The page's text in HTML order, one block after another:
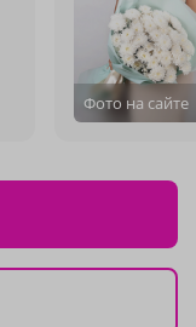
Фото на сайте